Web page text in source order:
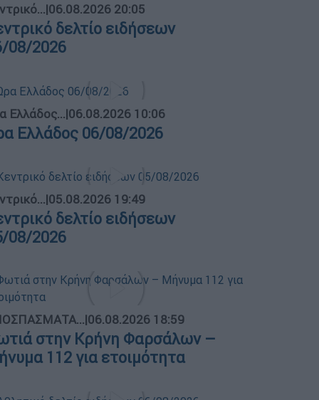
|06.08.2026 20:05
δελτίο ειδήσεων
08/2026
Ελλάδος...|06.08.2026 10:06
Ελλάδος 06/08/2026
|05.08.2026 19:49
δελτίο ειδήσεων
08/2026
|06.08.2026 18:59
στην Κρήνη Φαρσάλων –
112 για ετοιμότητα